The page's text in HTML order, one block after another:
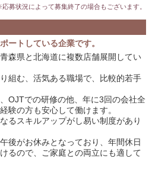
募状況によって募集終了の場合もございます。
ートしている企業です。
森県と北海道に複数店舗展開してい
組む、活気ある職場で、比較的若手
OJTでの研修の他、年に3回の会社全
験の方も安心して働けます。
るスキルアップがし易い制度があり
後がお休みとなっており、年間休日
るので、ご家庭との両立にも適して